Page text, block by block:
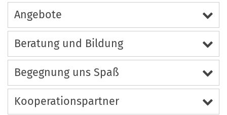
Angebote
Beratung und Bildung
Begegnung uns Spaß
Kooperationspartner